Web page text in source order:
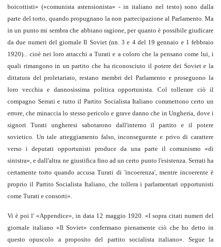
boicottisti» («comunista astensionista» - in italiano nel testo) sono dalla
parte del torto, quando propugnano la non partecipazione al Parlamento. Ma
in un punto mi sembra che abbiano ragione, per quanto è possibile giudicare
da due numeri del giornale Il Soviet (nn. 3 e 4 del 19 gennaio e 1 febbraio
1920)... cioè nei loro attacchi a Turati e a coloro che la pensano come lui, i
quali rimangono in un partito che ha riconosciuto il potere dei Soviet e la
dittatura del proletariato, restano membri del Parlamento e proseguono la
loro vecchia e dannosissima politica opportunista. Col tollerare ciò il
compagno Serrati e tutto il Partito Socialista Italiano commettono certo un
errore, che minaccia lo stesso pericolo e grave danno che in Ungheria, dove i
signori Turati ungheresi sabotarono dall'interno il partito e il potere
sovietico. Un tale atteggiamento falso, inconseguente e privo di carattere
verso i deputati opportunisti produce da una parte il comunismo «di
sinistra», e dall'altra ne giustifica fino ad un certo punto l'esistenza. Serrati ha
certamente torto quando accusa Turati di 'incoerenza', mentre incoerente è
proprio il Partito Socialista Italiano, che tollera i parlamentari opportunisti
come Turati e consorti».
Vi è poi l' «Appendice», in data 12 maggio 1920. «I sopra citati numeri del
giornale italiano «Il Soviet» confermano pienamente ciò che ho detto in
questo opuscolo a proposito del partito socialista italiano». Segue la